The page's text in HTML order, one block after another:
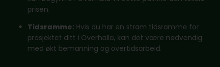
prisen.
Tidsramme: Hvis du har en stram tidsramme for
prosjektet ditt i Overhalla, kan det være nødvendig
med økt bemanning og overtidsarbeid.